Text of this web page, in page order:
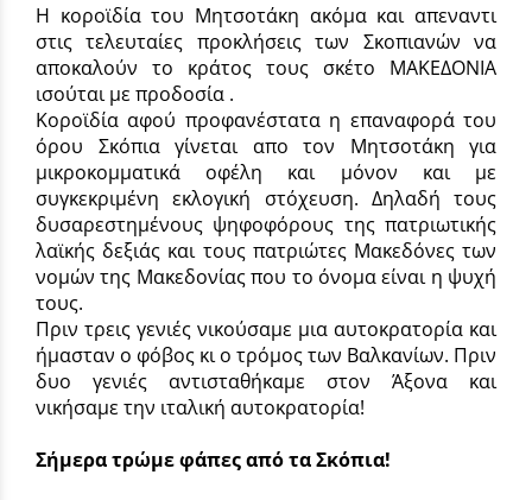
Η κοροϊδία του Μητσοτάκη ακόμα και απεναντι
στις τελευταίες προκλήσεις των Σκοπιανών να
αποκαλούν το κράτος τους σκέτο ΜΑΚΕΔΟΝΙΑ
ισούται με προδοσία .
Κοροϊδία αφού προφανέστατα η επαναφορά του
όρου Σκόπια γίνεται απο τον Μητσοτάκη για
μικροκομματικά οφέλη και μόνον και με
συγκεκριμένη εκλογική στόχευση. Δηλαδή τους
δυσαρεστημένους ψηφοφόρους της πατριωτικής
λαϊκής δεξιάς και τους πατριώτες Μακεδόνες των
νομών της Μακεδονίας που το όνομα είναι η ψυχή
τους.
Πριν τρεις γενιές νικούσαμε μια αυτοκρατορία και
ήμασταν ο φόβος κι ο τρόμος των Βαλκανίων. Πριν
δυο γενιές αντισταθήκαμε στον Άξονα και
νικήσαμε την ιταλική αυτοκρατορία!
Σήμερα τρώμε φάπες από τα Σκόπια!